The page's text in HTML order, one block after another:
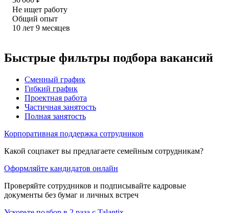
Не ищет работу
Общий опыт
10 лет 9 месяцев
Быстрые фильтры подбора вакансий
Сменный график
Гибкий график
Проектная работа
Частичная занятость
Полная занятость
Корпоративная поддержка сотрудников
Какой соцпакет вы предлагаете семейным сотрудникам?
Оформляйте кандидатов онлайн
Проверяйте сотрудников и подписывайте кадровые
документы без бумаг и личных встреч